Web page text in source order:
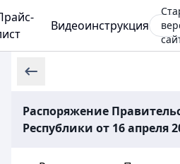
Видеоинструкция
Распоряжение
Республики от 16 апреля